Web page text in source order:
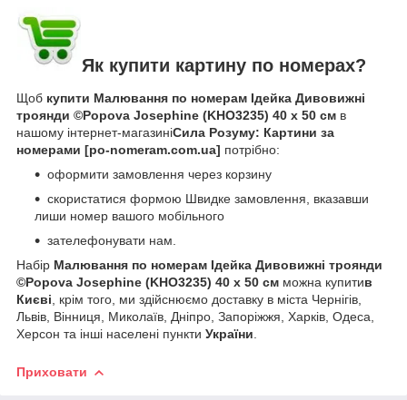
Як купити картину по номерах?
Щоб купити Малювання по номерам Ідейка Дивовижні
троянди ©Popova Josephine (KHO3235) 40 х 50 см в
нашому інтернет-магазиніСила Розуму: Картини за
номерами [po-nomeram.com.ua] потрібно:
оформити замовлення через корзину
скористатися формою Швидке замовлення, вказавши
лиши номер вашого мобільного
зателефонувати нам.
Набір Малювання по номерам Ідейка Дивовижні троянди
©Popova Josephine (KHO3235) 40 х 50 см можна купитив
Києві , крім того, ми здійснюємо доставку в міста Чернігів,
Львів, Вінниця, Миколаїв, Дніпро, Запоріжжя, Харків, Одеса,
Херсон та інші населені пункти України
Приховати